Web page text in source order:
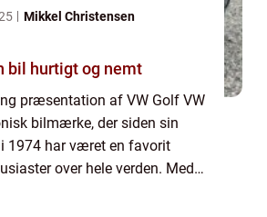
Mikkel Christensen
bil hurtigt og nemt
præsentation af VW Golf VW
bilmærke, der siden sin
1974 har været en favorit
over hele verden. Med